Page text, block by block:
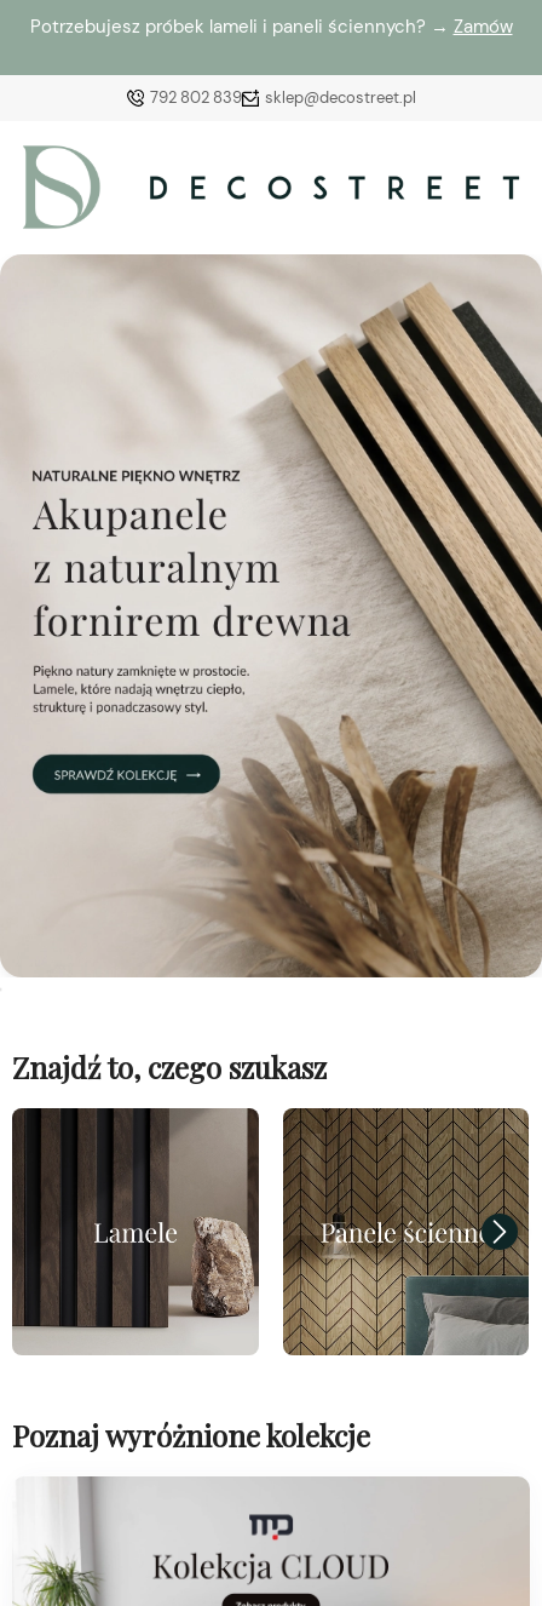
Potrzebujesz próbek lameli i paneli ściennych? → Zamów
792 802 839 sklep@decostreet.pl
Załóż konto
Wybierz coś dla siebie z naszej aktualnej oferty lub
zaloguj się, aby przywrócić dodane produkty do listy
z poprzedniej sesji.
Znajdź to, czego szukasz
Poznaj wyróżnione kolekcje